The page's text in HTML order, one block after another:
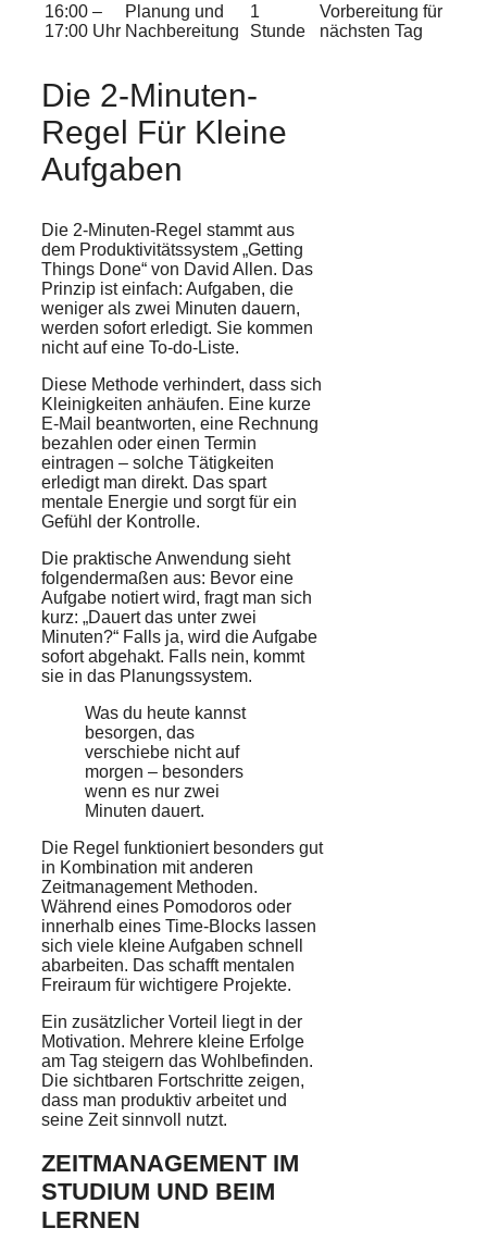
16:00 –
17:00 Uhr
Planung und
Nachbereitung
1
Stunde
Vorbereitung für
nächsten Tag
Die 2-Minuten-
Regel Für Kleine
Aufgaben
Die 2-Minuten-Regel stammt aus
dem Produktivitätssystem „Getting
Things Done“ von David Allen. Das
Prinzip ist einfach: Aufgaben, die
weniger als zwei Minuten dauern,
werden sofort erledigt. Sie kommen
nicht auf eine To-do-Liste.
Diese Methode verhindert, dass sich
Kleinigkeiten anhäufen. Eine kurze
E-Mail beantworten, eine Rechnung
bezahlen oder einen Termin
eintragen – solche Tätigkeiten
erledigt man direkt. Das spart
mentale Energie und sorgt für ein
Gefühl der Kontrolle.
Die praktische Anwendung sieht
folgendermaßen aus: Bevor eine
Aufgabe notiert wird, fragt man sich
kurz: „Dauert das unter zwei
Minuten?“ Falls ja, wird die Aufgabe
sofort abgehakt. Falls nein, kommt
sie in das Planungssystem.
Was du heute kannst
besorgen, das
verschiebe nicht auf
morgen – besonders
wenn es nur zwei
Minuten dauert.
Die Regel funktioniert besonders gut
in Kombination mit anderen
Zeitmanagement Methoden.
Während eines Pomodoros oder
innerhalb eines Time-Blocks lassen
sich viele kleine Aufgaben schnell
abarbeiten. Das schafft mentalen
Freiraum für wichtigere Projekte.
Ein zusätzlicher Vorteil liegt in der
Motivation. Mehrere kleine Erfolge
am Tag steigern das Wohlbefinden.
Die sichtbaren Fortschritte zeigen,
dass man produktiv arbeitet und
seine Zeit sinnvoll nutzt.
ZEITMANAGEMENT IM
STUDIUM UND BEIM
LERNEN